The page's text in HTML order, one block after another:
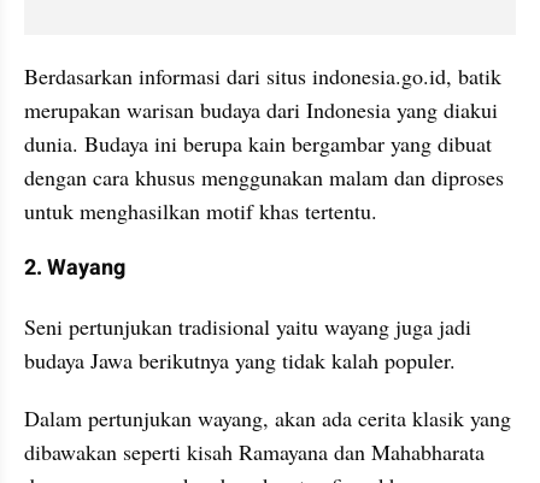
Berdasarkan informasi dari situs indonesia.go.id, batik
merupakan warisan budaya dari Indonesia yang diakui
dunia. Budaya ini berupa kain bergambar yang dibuat
dengan cara khusus menggunakan malam dan diproses
untuk menghasilkan motif khas tertentu.
2. Wayang
Seni pertunjukan tradisional yaitu wayang juga jadi
budaya Jawa berikutnya yang tidak kalah populer.
Dalam pertunjukan wayang, akan ada cerita klasik yang
dibawakan seperti kisah Ramayana dan Mahabharata